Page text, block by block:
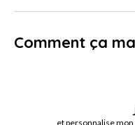
Comment ça
et personnalise